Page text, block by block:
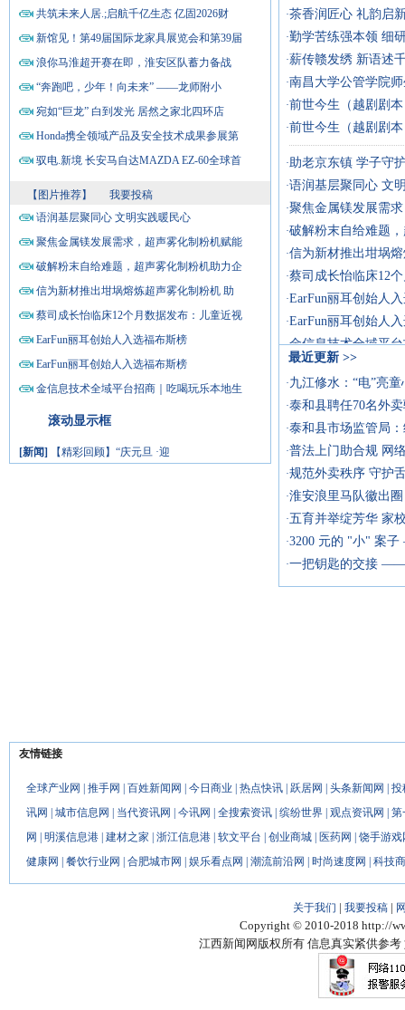
共筑未来人居.;启航千亿生态 亿固2026财
新馆见！第49届国际龙家具展览会和第39届
浪你马淮超开赛在即，淮安区队蓄力备战
“奔跑吧，少年！向未来” ——龙师附小
宛如“巨龙” 白到发光 居然之家北四环店
Honda携全领域产品及安全技术成果参展第
驭电.新境 长安马自达MAZDA EZ-60全球首
【图片推荐】
我要投稿
语润基层聚同心 文明实践暖民心
聚焦金属镁发展需求，超声雾化制粉机赋能
破解粉末自给难题，超声雾化制粉机助力企
信为新材推出坩埚熔炼超声雾化制粉机 助
蔡司成长怡临床12个月数据发布：儿童近视
EarFun丽耳创始人入选福布斯榜
EarFun丽耳创始人入选福布斯榜
金信息技术全域平台招商｜吃喝玩乐本地生
滚动显示框
[新闻]
【精彩回顾】“庆元旦 ·迎
·茶香润匠心 礼韵启
·勤学苦练强本领 细
·薪传赣发绣 新语述
·南昌大学公管学院
·前世今生（越剧剧
·前世今生（越剧剧
·助老京东镇 学子守
·语润基层聚同心 文
·聚焦金属镁发展需
·破解粉末自给难题
·信为新材推出坩埚
·蔡司成长怡临床12
·EarFun丽耳创始人
·EarFun丽耳创始人
·金信息技术全域平
三十而立，守护无
坚守标准勇攻坚 实
填报必看！皖南医
有钱不还逃避执行
打吨吨×叠滘龙船赛
蔡司小瞳堡12个月
最近更新 >>
·九江修水：“电”亮
·泰和县聘任70名外
·泰和县市场监管局
·普法上门助合规 网
·规范外卖秩序 守护
·淮安浪里马队徽出
·五育并举绽芳华 家
·3200 元的 "小" 案
·一把钥匙的交接 ——
友情链接
全球产业网 推手网 百姓新闻网 今日商业 热点快讯 跃居网 头条新闻网
投
讯网
城市信息网 当代资讯网 今讯网 全搜索资讯 缤纷世界 观点资讯网
第
网
明溪信息港 建材之家 浙江信息港 软文平台 创业商城 医药网
饶手游戏
健康网
餐饮行业网 合肥城市网 娱乐看点网 潮流前沿网 时尚速度网 科技
关于我们 | 我要投稿|
Copyright © 2010-2018 http://
江西新闻网版权所有 信息真实紧供参